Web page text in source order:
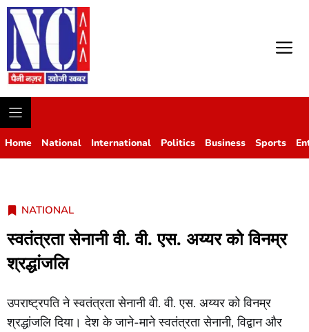
Home National International Politics Business Sports
NATIONAL
स्वतंत्रता सेनानी वी. वी. एस. अय्यर को विनम्र
श्रद्धांजलि
उपराष्ट्रपति ने स्वतंत्रता सेनानी वी. वी. एस. अय्यर को विनम्र
श्रद्धांजलि दिया। देश के जाने-माने स्वतंत्रता सेनानी, विद्वान और